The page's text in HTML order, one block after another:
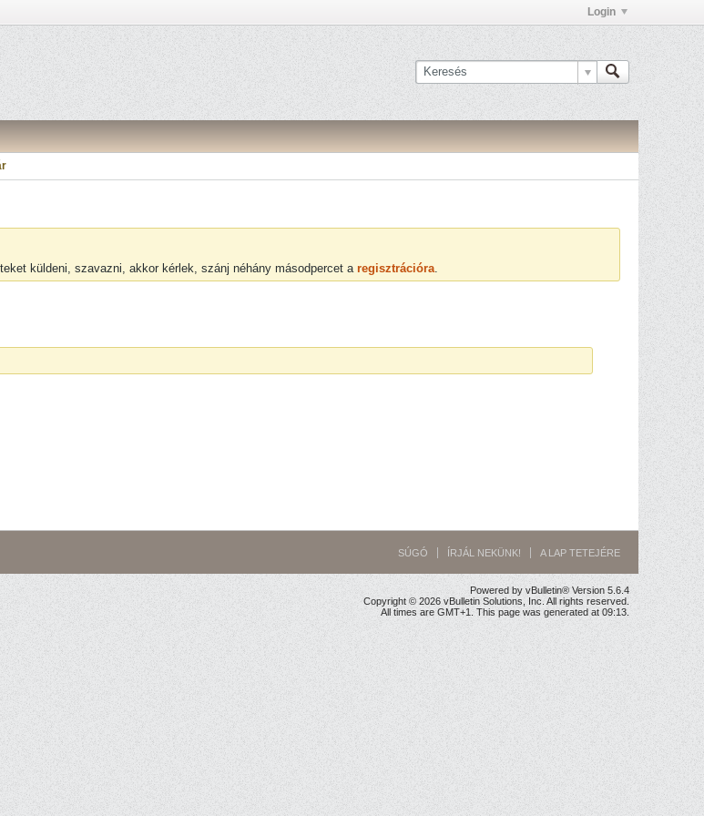
Login
küldeni, szavazni, akkor kérlek, szánj néhány másodpercet a regisztrációra.
SÚGÓ ÍRJÁL NEKÜNK! A LAP TETEJÉRE
Powered by vBulletin® Version 5.6.4
Copyright © 2026 vBulletin Solutions, Inc. All rights reserved.
All times are GMT+1. This page was generated at 09:13.